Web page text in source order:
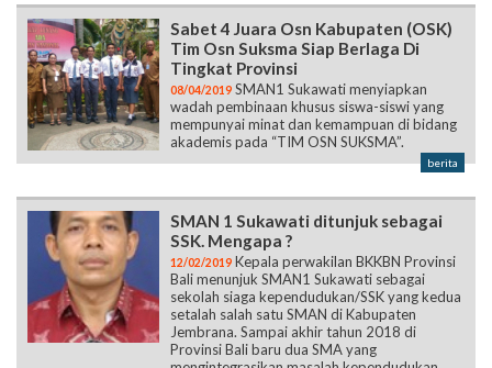
Sabet 4 Juara Osn Kabupaten (OSK)
Tim Osn Suksma Siap Berlaga Di
Tingkat Provinsi
08/04/2019 SMAN1 Sukawati menyiapkan
wadah pembinaan khusus siswa-siswi yang
mempunyai minat dan kemampuan di bidang
akademis pada “TIM OSN SUKSMA”.
berita
SMAN 1 Sukawati ditunjuk sebagai
SSK. Mengapa ?
12/02/2019 Kepala perwakilan BKKBN Provinsi
Bali menunjuk SMAN1 Sukawati sebagai
sekolah siaga kependudukan/SSK yang kedua
setalah salah satu SMAN di Kabupaten
Jembrana. Sampai akhir tahun 2018 di
Provinsi Bali baru dua SMA yang